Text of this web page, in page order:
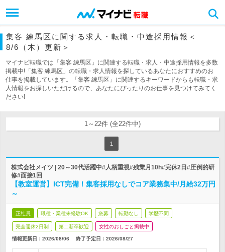
集客 練馬区に関する求人・転職・中途採用情報＜
8/6（木）更新＞
マイナビ転職では「集客 練馬区」に関連する転職・求人・中途採用情報を多数
掲載中!「集客 練馬区」の転職・求人情報を探しているあなたにおすすめのお
仕事を掲載しています。「集客 練馬区」に関連するキーワードからも転職・求
人情報をお探しいただけるので、あなたにぴったりのお仕事を見つけてみてく
ださい!
1～22件 (全22件中)
1
株式会社メイツ | 20～30代活躍中#人柄重視#残業月10h#完休2日#圧倒的研
修#面接1回
【教室運営】ICT完備！集客採用なしでコア業務集中/月給32万円
～
正社員 職種・業種未経験OK 急募 転勤なし 学歴不問
完全週休2日制 第二新卒歓迎 女性のおしごと掲載中
情報更新日：2026/08/06 終了予定日： 2026/08/27